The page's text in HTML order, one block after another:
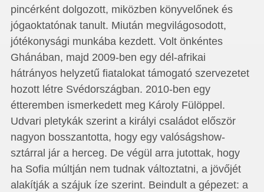
pincérként dolgozott, miközben könyvelőnek és
jógaoktatónak tanult. Miután megvilágosodott,
jótékonysági munkába kezdett. Volt önkéntes
Ghánában, majd 2009-ben egy dél-afrikai
hátrányos helyzetű fiatalokat támogató szervezetet
hozott létre Svédországban. 2010-ben egy
étteremben ismerkedett meg Károly Fülöppel.
Udvari pletykák szerint a királyi családot először
nagyon bosszantotta, hogy egy valóságshow-
sztárral jár a herceg. De végül arra jutottak, hogy
ha Sofia múltján nem tudnak változtatni, a jövőjét
alakítják a szájuk íze szerint. Beindult a gépezet: a